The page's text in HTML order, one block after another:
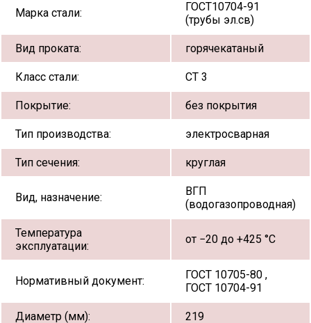
Марка стали:
ГОСТ10704-91
(трубы эл.св)
Вид проката: горячекатаный
Класс стали: СТ 3
Покрытие: без покрытия
Тип производства: электросварная
Тип сечения: круглая
Вид, назначение:
ВГП
(водогазопроводная)
Температура
эксплуатации:
от −20 до +425 °С
Нормативный документ:
ГОСТ 10705-80 ,
ГОСТ 10704-91
Диаметр (мм): 219